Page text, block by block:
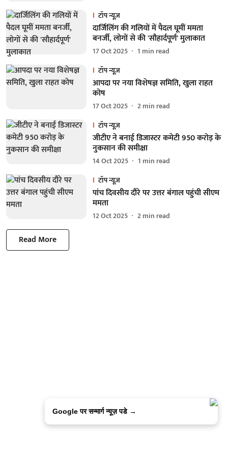
टॉप न्यूज़
दार्जिलिंग की गलियों में पैदल घूमीं ममता
बनर्जी, लोगों से की 'सौहार्दपूर्ण' मुलाकात
17 Oct 2025 1 min read
टॉप न्यूज़
आपदा पर नया विशेषज्ञ समिति, खुला राहत
कोष
17 Oct 2025 2min read
टॉप न्यूज़
जीटीए ने बनाई डिजास्टर कमेटी 950 करोड़ के
नुकसान की समीक्षा
14 Oct 2025 1 min read
टॉप न्यूज़
पांच दिवसीय दौरे पर उत्तर बंगाल पहुंची सीएम
ममता
12 Oct 2025 2min read
Read More
Google पर सन्मार्ग न्यूज़ पडे →